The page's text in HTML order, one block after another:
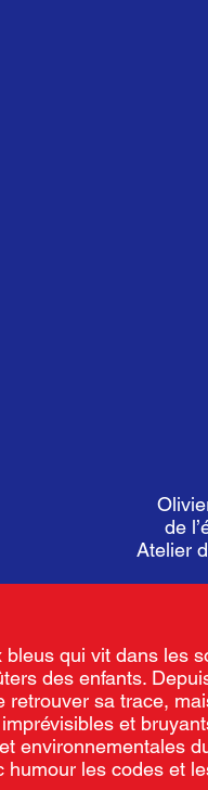
de
Atelier
qui vit dans les
des enfants.
retrouver sa trace,
et
environnementales
les codes et